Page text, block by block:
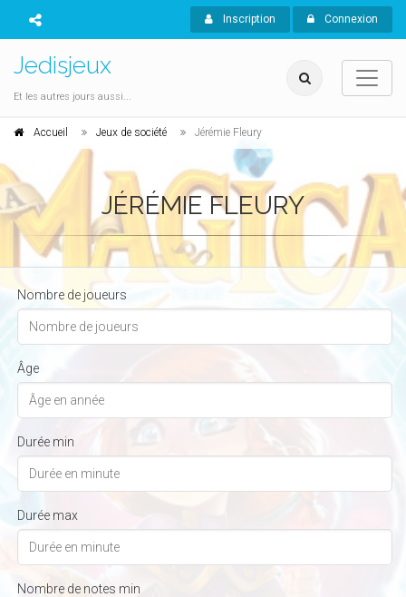
Inscription Connexion
Jedisjeux
Et les autres jours aussi...
Accueil Jeux de société Jérémie Fleury
JÉRÉMIE FLEURY
Nombre de joueurs
Âge
Durée min
Durée max
Nombre de notes min